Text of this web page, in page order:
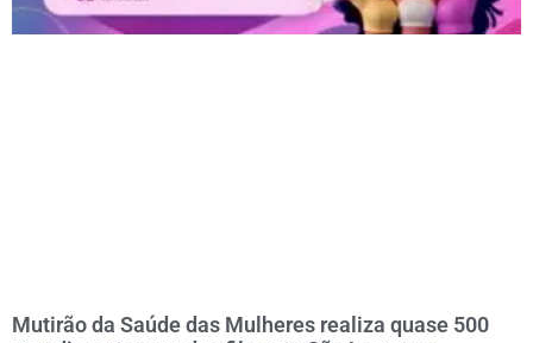
Mutirão da Saúde das Mulheres realiza quase 500